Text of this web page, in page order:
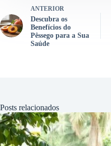
ANTERIOR
Descubra os
Benefícios do
Pêssego para a Sua
Saúde
Posts relacionados